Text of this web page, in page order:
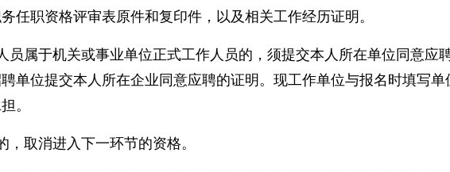
任职资格评审表原件和复印件，以及相关工作经历证明。
员属于机关或事业单位正式工作人员的，须提交本人所在单位同意应
单位提交本人所在企业同意应聘的证明。现工作单位与报名时填写
。
取消进入下一环节的资格。